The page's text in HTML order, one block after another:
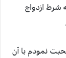
شرط ازدواج
نمودم با آن